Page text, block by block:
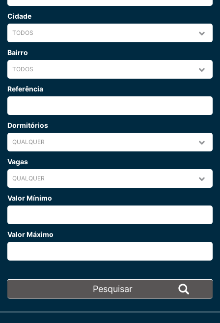
Cidade
Bairro
Referência
Dormitórios
Vagas
Valor Mínimo
Valor Máximo